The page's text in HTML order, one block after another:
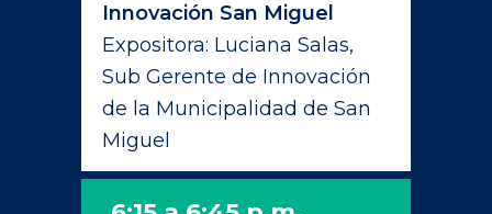
Innovación San Miguel
Expositora: Luciana Salas,
Sub Gerente de Innovación
de la Municipalidad de San
Miguel